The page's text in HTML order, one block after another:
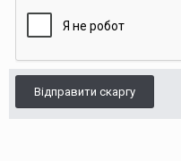
Відправити скаргу